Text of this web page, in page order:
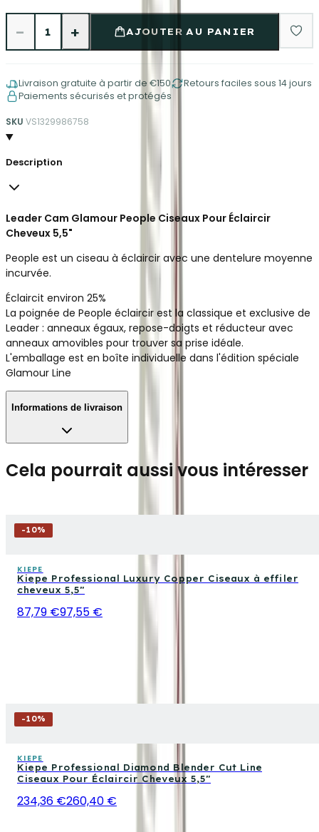
− 1 + AJOUTER AU PANIER
Livraison gratuite à partir de €150
Retours faciles sous 14 jours
Paiements sécurisés et protégés
SKU VS1329986758
Description
Leader Cam Glamour People Ciseaux Pour Éclaircir
Cheveux 5,5"
People est un ciseau à éclaircir avec une dentelure moyenne
incurvée.
Éclaircit environ 25%
La poignée de People éclaircir est la classique et exclusive de
Leader : anneaux égaux, repose-doigts et réducteur avec
anneaux amovibles pour trouver sa prise idéale.
L'emballage est en boîte individuelle dans l'édition spéciale
Glamour Line
Informations de livraison
Cela pourrait aussi vous intéresser
-10%
KIEPE
Kiepe Professional Luxury Copper Ciseaux à effiler
cheveux 5,5"
87,79 €97,55 €
-10%
KIEPE
Kiepe Professional Diamond Blender Cut Line
Ciseaux Pour Éclaircir Cheveux 5,5″
234,36 €260,40 €